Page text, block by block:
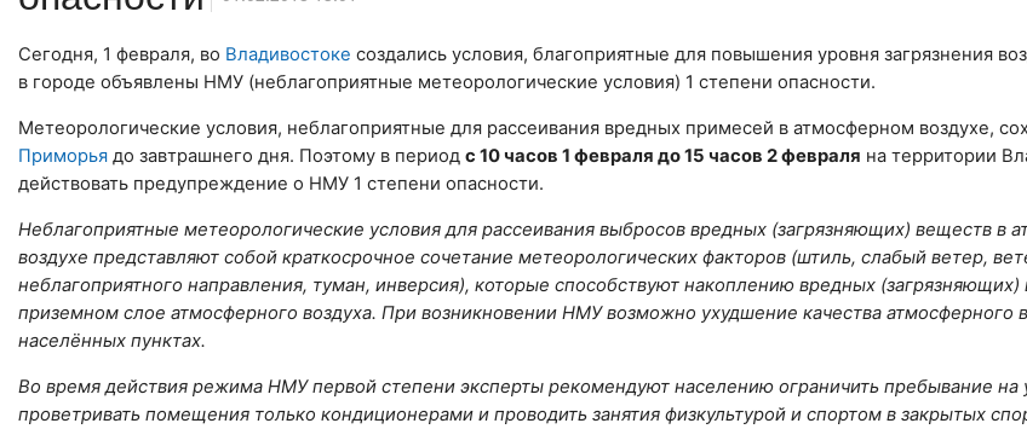
Сегодня, 1 февраля, во Владивостоке создались условия, благоприятные для повышения уровня загрязнения
в городе объявлены НМУ (неблагоприятные метеорологические условия) 1 степени опасности.
Метеорологические условия, неблагоприятные для рассеивания вредных примесей в атмосферном воздухе,
Приморья до завтрашнего дня. Поэтому в период с 10 часов 1 февраля до 15 часов 2 февраля на территории
действовать предупреждение о НМУ 1 степени опасности.
Неблагоприятные метеорологические условия для рассеивания выбросов вредных (загрязняющих) веществ в
воздухе представляют собой краткосрочное сочетание метеорологических факторов (штиль, слабый ветер,
неблагоприятного направления, туман, инверсия), которые способствуют накоплению вредных (загрязняющих)
приземном слое атмосферного воздуха. При возникновении НМУ возможно ухудшение качества атмосферного
населённых пунктах.
Во время действия режима НМУ первой степени эксперты рекомендуют населению ограничить пребывание на
проветривать помещения только кондиционерами и проводить занятия физкультурой и спортом в закрытых